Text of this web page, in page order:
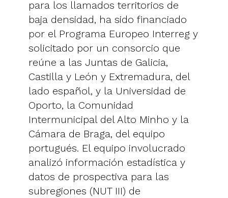
para los llamados territorios de
baja densidad, ha sido financiado
por el Programa Europeo Interreg y
solicitado por un consorcio que
reúne a las Juntas de Galicia,
Castilla y León y Extremadura, del
lado español, y la Universidad de
Oporto, la Comunidad
Intermunicipal del Alto Minho y la
Cámara de Braga, del equipo
portugués. El equipo involucrado
analizó información estadística y
datos de prospectiva para las
subregiones (NUT III) de